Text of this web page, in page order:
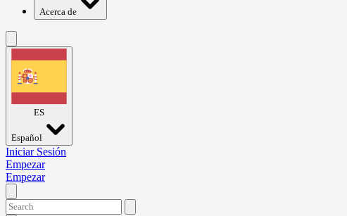
Acerca de
ES
Español
Iniciar Sesión
Empezar
Empezar